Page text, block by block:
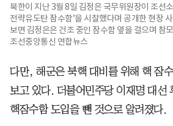
북한이 지난 3월 8일 김정은 국무위원장이 조선
전략유도탄 잠수함’을 시찰했다며 공개한 현장
보면 김정은은 건조 중인 잠수함 옆을 걸으며 참
조선중앙통신 연합뉴스
다만, 해군은 북핵 대비를 위해 핵 잠
보고 있다. 더불어민주당 이재명 대선
핵잠수함 도입을 뺀 것으로 알려졌다.